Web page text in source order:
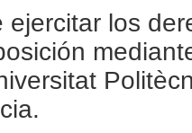
ejercitar los